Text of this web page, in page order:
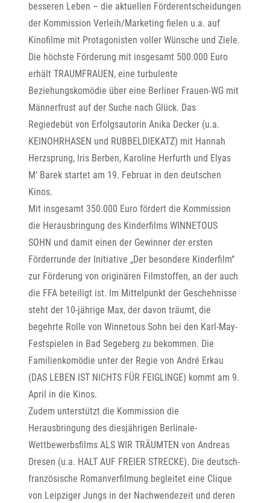
besseren Leben – die aktuellen Förderentscheidungen
der Kommission Verleih/Marketing fielen u.a. auf
Kinofilme mit Protagonisten voller Wünsche und Ziele.
Die höchste Förderung mit insgesamt 500.000 Euro
erhält TRAUMFRAUEN, eine turbulente
Beziehungskomödie über eine Berliner Frauen-WG mit
Männerfrust auf der Suche nach Glück. Das
Regiedebüt von Erfolgsautorin Anika Decker (u.a.
KEINOHRHASEN und RUBBELDIEKATZ) mit Hannah
Herzsprung, Iris Berben, Karoline Herfurth und Elyas
M‘ Barek startet am 19. Februar in den deutschen
Kinos.
Mit insgesamt 350.000 Euro fördert die Kommission
die Herausbringung des Kinderfilms WINNETOUS
SOHN und damit einen der Gewinner der ersten
Förderrunde der Initiative „Der besondere Kinderfilm“
zur Förderung von originären Filmstoffen, an der auch
die FFA beteiligt ist. Im Mittelpunkt der Geschehnisse
steht der 10-jährige Max, der davon träumt, die
begehrte Rolle von Winnetous Sohn bei den Karl-May-
Festspielen in Bad Segeberg zu bekommen. Die
Familienkomödie unter der Regie von André Erkau
(DAS LEBEN IST NICHTS FÜR FEIGLINGE) kommt am 9.
April in die Kinos.
Zudem unterstützt die Kommission die
Herausbringung des diesjährigen Berlinale-
Wettbewerbsfilms ALS WIR TRÄUMTEN von Andreas
Dresen (u.a. HALT AUF FREIER STRECKE). Die deutsch-
französische Romanverfilmung begleitet eine Clique
von Leipziger Jungs in der Nachwendezeit und deren